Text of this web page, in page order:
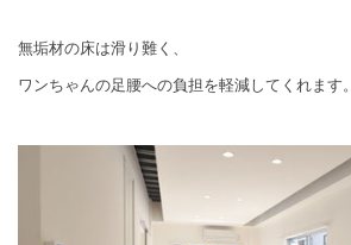
無垢材の床は滑り難く、
ワンちゃんの足腰への負担を軽減してくれます。